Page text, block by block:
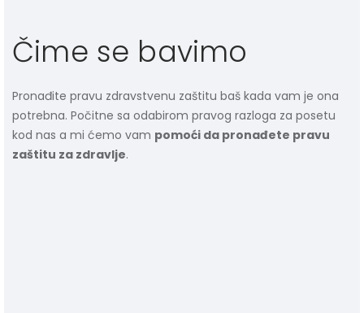
Čime se bavimo
Pronađite pravu zdravstvenu zaštitu baš kada vam je ona
potrebna. Počitne sa odabirom pravog razloga za posetu
kod nas a mi ćemo vam pomoći da pronađete pravu
zaštitu za zdravlje.